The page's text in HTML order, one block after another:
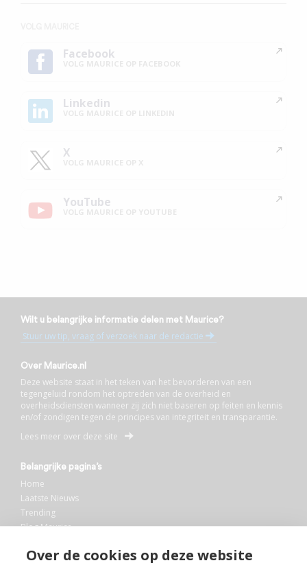
Over de cookies op deze website
Facebook
Linkedin
X
YouTube
Wilt u belangrijke informatie delen met Maurice?
Stuur uw tip, vraag of verzoek naar de redactie
Over Maurice.nl
Deze website staat in het teken van het bevorderen van een
tegengeluid rondom het optreden van de overheid en
overheidsdiensten wanneer zij zich niet baseren op feiten en kennis
en/of zondigen tegen de principes van integriteit en transparantie.
Lees meer over deze site
Belangrijke pagina’s
Home
Laatste Nieuws
Trending
Blog Maurice
Bibliotheek